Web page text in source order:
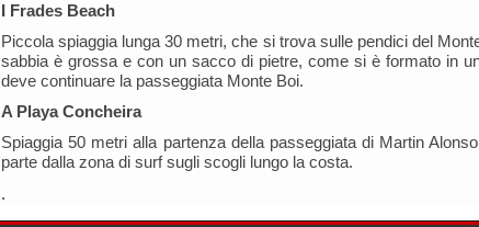
I Frades Beach
Piccola spiaggia lunga 30 metri, che si trova sulle pendici del
sabbia è grossa e con un sacco di pietre, come si è formato in
deve continuare la passeggiata Monte Boi.
A Playa Concheira
Spiaggia 50 metri alla partenza della passeggiata di Martin
parte dalla zona di surf sugli scogli lungo la costa.
.